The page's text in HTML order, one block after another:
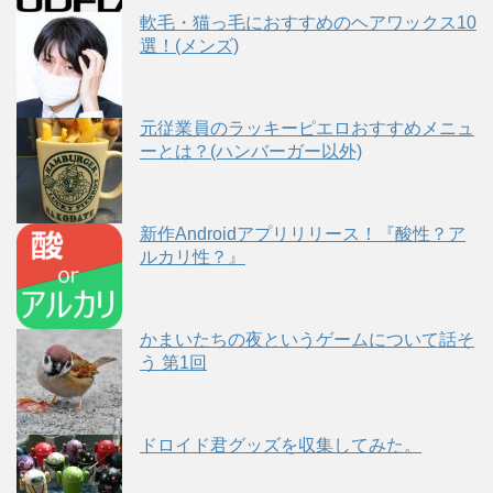
軟毛・猫っ毛におすすめのヘアワックス10
選！(メンズ)
元従業員のラッキーピエロおすすめメニュ
ーとは？(ハンバーガー以外)
新作Androidアプリリリース！『酸性？ア
ルカリ性？』
かまいたちの夜というゲームについて話そ
う 第1回
ドロイド君グッズを収集してみた。